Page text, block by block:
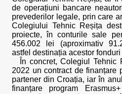
de operațiuni bancare
prevederilor legale, prin care
Colegiului Tehnic Reșița
proiecte, în conturile sale
456.002 lei (aproximativ
astfel destinația acestor
În concret, Colegiul Tehnic
2022 un contract de finanțare
partener din Croația, iar în
finanțare program